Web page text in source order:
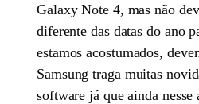
Galaxy Note 4, mas não
diferente das datas do ano
estamos acostumados,
Samsung traga muitas
software já que ainda nesse